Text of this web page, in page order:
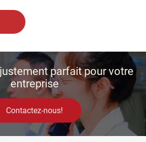
parfait pour votre
entreprise
Contactez-nous!